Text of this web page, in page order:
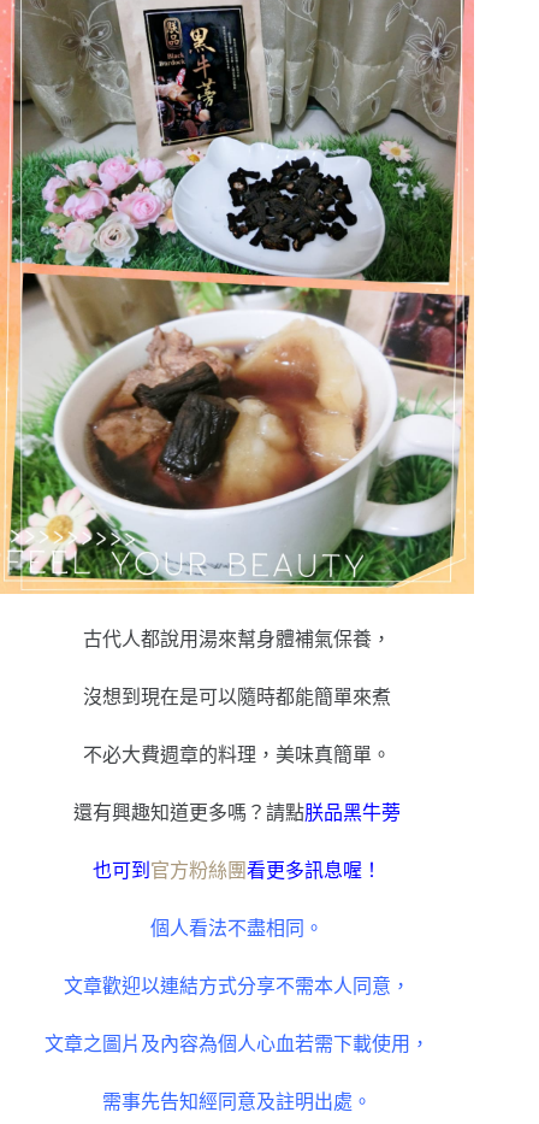
古代人都說用湯來幫身體補氣保養，
沒想到現在是可以隨時都能簡單來煮
不必大費週章的料理，美味真簡單 。
還有興趣知道更多嗎？請點朕品黑牛蒡
也可到 官方粉絲團看更多訊息喔！
個人看法不盡相同。
文章歡迎以連結方式分享不需本人同意，
文章之圖片及內容為個人心血若需下載使用，
需事先告知經同意及註明出處。